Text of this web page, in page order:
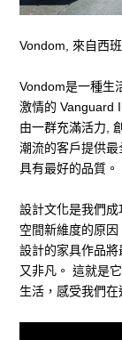
Vondom, 來自西
Vondom是一種生
激情的 Vanguard
由一群充滿活力,
潮流的客戶提供
具有最好的品質。
設計文化是我們
空間新維度的原
設計的家具作品
又非凡。 這就是
生活，感受我們